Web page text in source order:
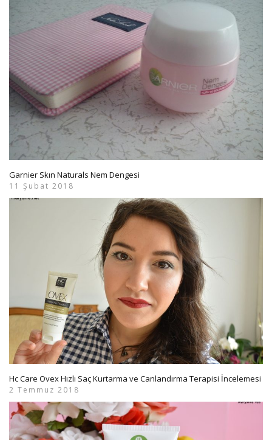
Garnier Skın Naturals Nem Dengesi
11 Şubat 2018
Hc Care Ovex Hızlı Saç Kurtarma ve Canlandırma Terapisi İncelemesi
2 Temmuz 2018